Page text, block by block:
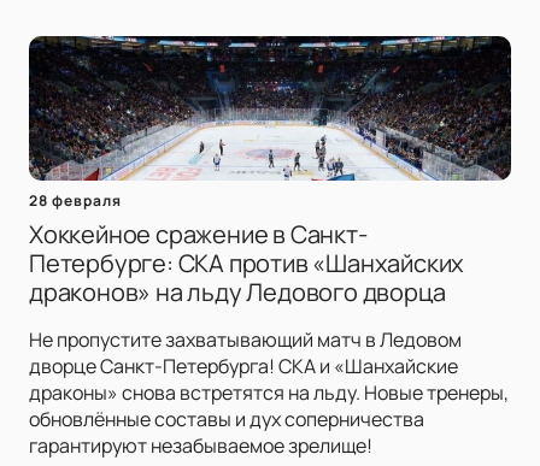
28 февраля
Хоккейное сражение в Санкт-
Петербурге: СКА против «Шанхайских
драконов» на льду Ледового дворца
Не пропустите захватывающий матч в Ледовом
дворце Санкт-Петербурга! СКА и «Шанхайские
драконы» снова встретятся на льду. Новые тренеры,
обновлённые составы и дух соперничества
гарантируют незабываемое зрелище!